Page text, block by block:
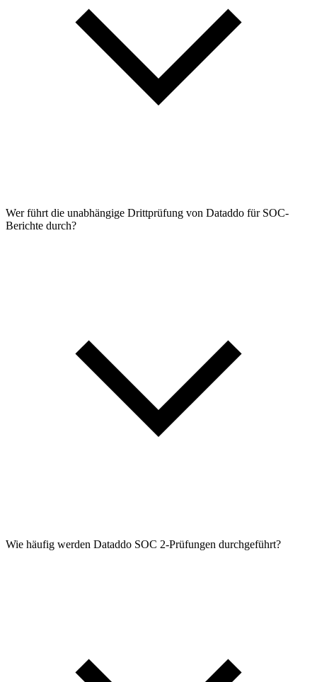
Wer führt die unabhängige Drittprüfung von Dataddo für SOC-
Berichte durch?
Wie häufig werden Dataddo SOC 2-Prüfungen durchgeführt?